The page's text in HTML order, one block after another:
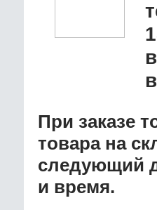
При заказе
товара на
следующий
и время.